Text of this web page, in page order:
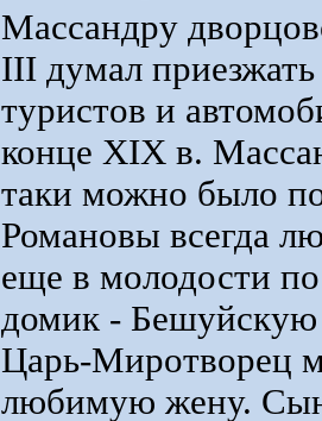
Массандру
III думал
туристов и
конце XIX в.
таки можно было
Романовы всегда
еще в молодости
домик - Бешуйскую
Царь-Миротворец
любимую жену. Сын